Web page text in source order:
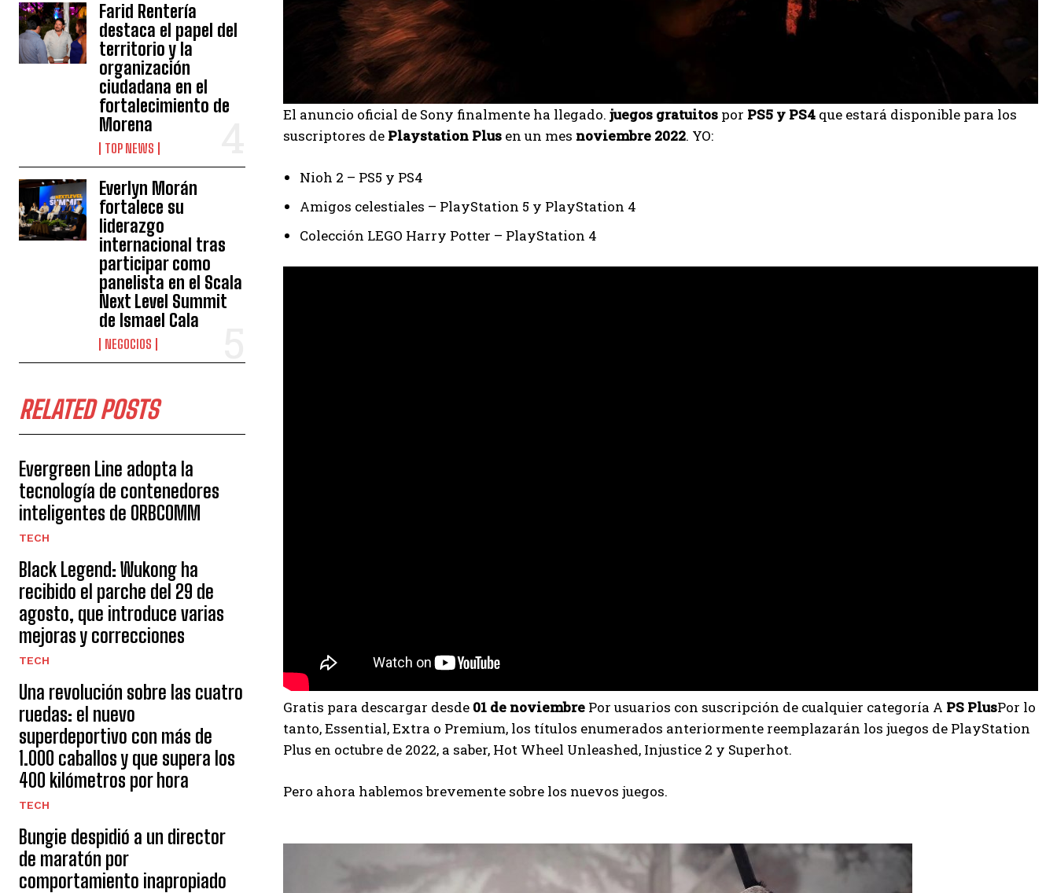
Farid Rentería
destaca el papel del
territorio y la
organización
ciudadana en el
fortalecimiento de
Morena
TOP NEWS
Everlyn Morán
fortalece su
liderazgo
internacional tras
participar como
panelista en el Scala
Next Level Summit
de Ismael Cala
NEGOCIOS
RELATED POSTS
Evergreen Line adopta la
tecnología de contenedores
inteligentes de ORBCOMM
TECH
Black Legend: Wukong ha
recibido el parche del 29 de
agosto, que introduce varias
mejoras y correcciones
TECH
Una revolución sobre las cuatro
ruedas: el nuevo
superdeportivo con más de
1.000 caballos y que supera los
400 kilómetros por hora
TECH
Bungie despidió a un director
de maratón por
comportamiento inapropiado
El anuncio oficial de Sony finalmente ha llegado. juegos gratuitos por PS5 y PS4 que estará disponible para los
suscriptores de Playstation Plus en un mes noviembre 2022. YO:
Nioh 2 – PS5 y PS4
Amigos celestiales – PlayStation 5 y PlayStation 4
Colección LEGO Harry Potter – PlayStation 4
Gratis para descargar desde 01 de noviembre Por usuarios con suscripción de cualquier categoría A PS PlusPor lo
tanto, Essential, Extra o Premium, los títulos enumerados anteriormente reemplazarán los juegos de PlayStation
Plus en octubre de 2022, a saber, Hot Wheel Unleashed, Injustice 2 y Superhot.
Pero ahora hablemos brevemente sobre los nuevos juegos.